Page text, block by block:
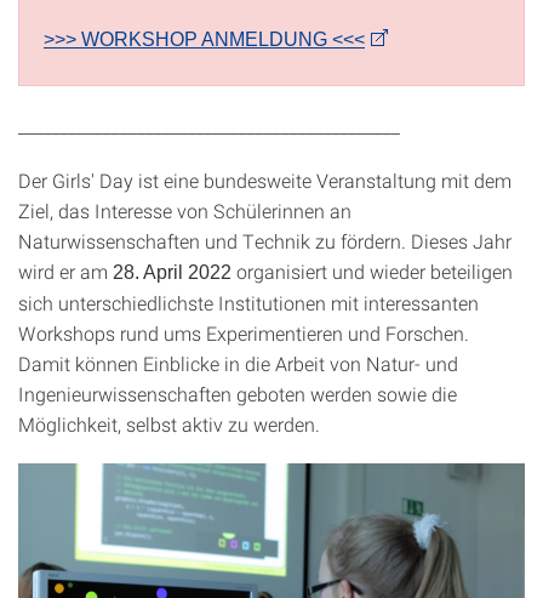
>>> WORKSHOP ANMELDUNG <<<
Der Girls' Day ist eine bundesweite Veranstaltung mit dem
Ziel, das Interesse von Schülerinnen an
Naturwissenschaften und Technik zu fördern. Dieses Jahr
wird er am 28. April 2022 organisiert und wieder beteiligen
sich unterschiedlichste Institutionen mit interessanten
Workshops rund ums Experimentieren und Forschen.
Damit können Einblicke in die Arbeit von Natur- und
Ingenieurwissenschaften geboten werden sowie die
Möglichkeit, selbst aktiv zu werden.